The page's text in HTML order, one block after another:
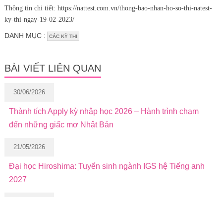
Thông tin chi tiết: https://nattest.com.vn/thong-bao-nhan-ho-so-thi-natest-
ky-thi-ngay-19-02-2023/
DANH MỤC : CÁC KỲ THI
BÀI VIẾT LIÊN QUAN
30/06/2026
Thành tích Apply kỳ nhập học 2026 – Hành trình chạm
đến những giấc mơ Nhật Bản
21/05/2026
Đại học Hiroshima: Tuyển sinh ngành IGS hệ Tiếng anh
2027